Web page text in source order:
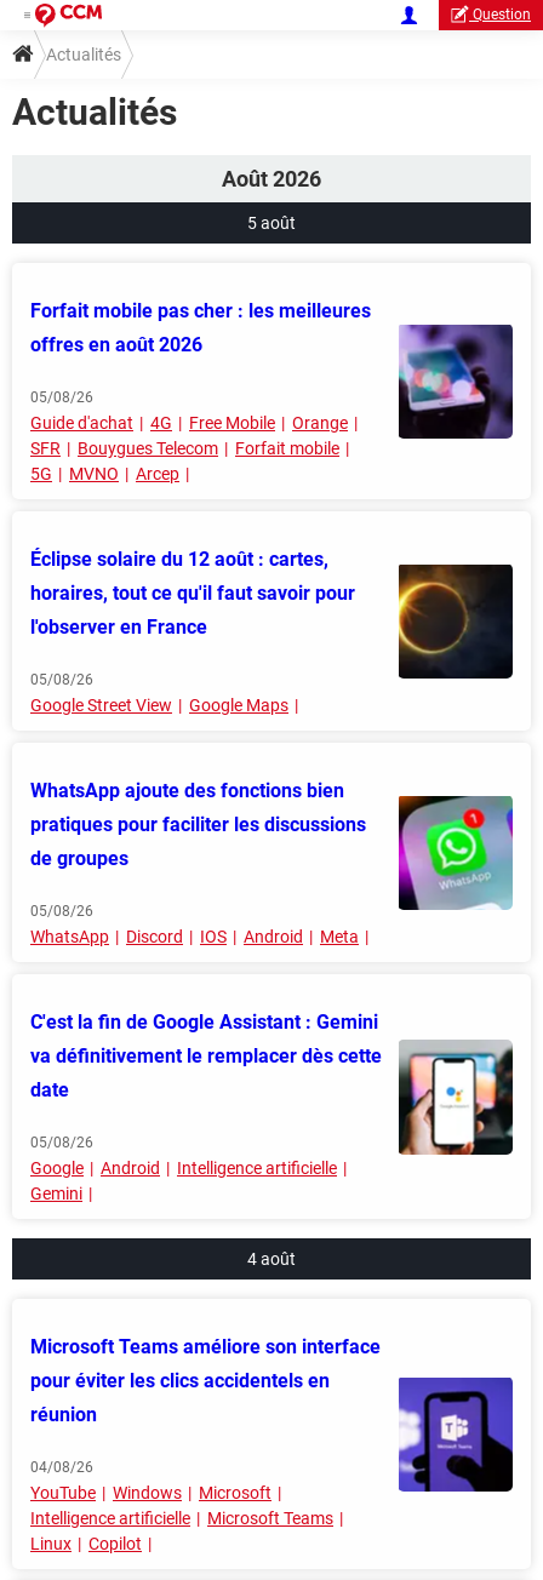
Question
Actualités
Actualités
Août 2026
5 août
Forfait mobile pas cher : les meilleures
offres en août 2026
05/08/26
Guide d'achat 4G Free Mobile
Orange
SFR
Bouygues Telecom
Forfait mobile
5G
MVNO Arcep
Éclipse solaire du 12 août : cartes,
horaires, tout ce qu'il faut savoir pour
l'observer en France
05/08/26
Google Street View Google Maps
WhatsApp ajoute des fonctions bien
pratiques pour faciliter les discussions
de groupes
05/08/26
WhatsApp Discord IOS Android Meta
C'est la fin de Google Assistant : Gemini
va définitivement le remplacer dès cette
date
05/08/26
Google Android
Intelligence artificielle
Gemini
4 août
Microsoft Teams améliore son interface
pour éviter les clics accidentels en
réunion
04/08/26
YouTube Windows
Microsoft
Intelligence artificielle
Microsoft Teams
Linux
Copilot